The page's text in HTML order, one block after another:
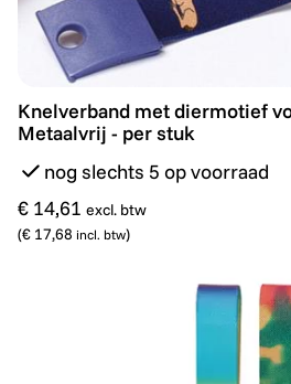
Knelverband met diermotief
Knelverband met diermotief
Metaalvrij - per stuk
nog slechts 5 op voorraad
€ 14,61 excl. btw
(€ 17,68 incl. btw)